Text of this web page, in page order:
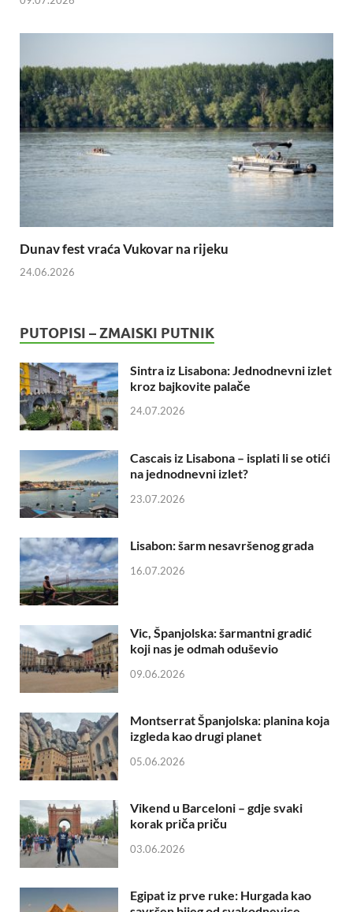
Dunav fest vraća Vukovar na rijeku
24.06.2026
PUTOPISI – ZMAISKI PUTNIK
Sintra iz Lisabona: Jednodnevni izlet
kroz bajkovite palače
24.07.2026
Cascais iz Lisabona – isplati li se otići
na jednodnevni izlet?
23.07.2026
Lisabon: šarm nesavršenog grada
16.07.2026
Vic, Španjolska: šarmantni gradić
koji nas je odmah oduševio
09.06.2026
Montserrat Španjolska: planina koja
izgleda kao drugi planet
05.06.2026
Vikend u Barceloni – gdje svaki
korak priča priču
03.06.2026
Egipat iz prve ruke: Hurgada kao